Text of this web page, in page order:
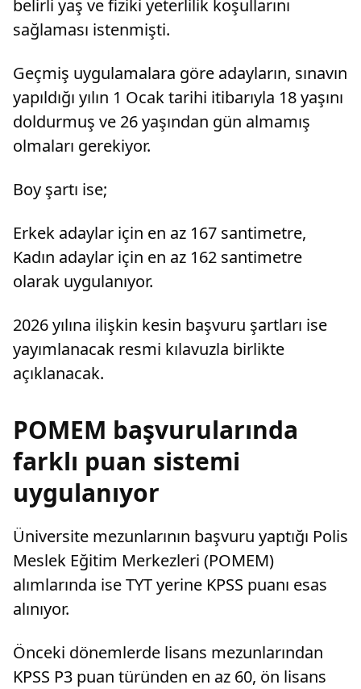
belirli yaş ve fiziki yeterlilik koşullarını
sağlaması istenmişti.
Geçmiş uygulamalara göre adayların, sınavın
yapıldığı yılın 1 Ocak tarihi itibarıyla 18 yaşını
doldurmuş ve 26 yaşından gün almamış
olmaları gerekiyor.
Boy şartı ise;
Erkek adaylar için en az 167 santimetre,
Kadın adaylar için en az 162 santimetre
olarak uygulanıyor.
2026 yılına ilişkin kesin başvuru şartları ise
yayımlanacak resmi kılavuzla birlikte
açıklanacak.
POMEM başvurularında
farklı puan sistemi
uygulanıyor
Üniversite mezunlarının başvuru yaptığı Polis
Meslek Eğitim Merkezleri (POMEM)
alımlarında ise TYT yerine KPSS puanı esas
alınıyor.
Önceki dönemlerde lisans mezunlarından
KPSS P3 puan türünden en az 60, ön lisans